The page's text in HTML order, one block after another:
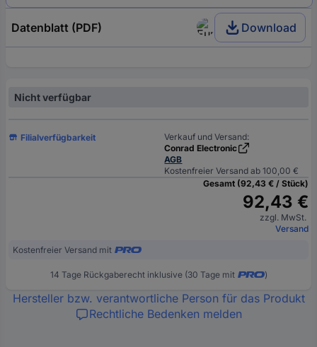
Datenblatt (PDF) Download
Nicht verfügbar
Filialverfügbarkeit
Verkauf und Versand:
Conrad Electronic
AGB
Kostenfreier Versand ab 100,00 €
Gesamt (92,43 € / Stück)
92,43 €
zzgl. MwSt.
Versand
Kostenfreier Versand mit
14 Tage Rückgaberecht inklusive (30 Tage mit )
Hersteller bzw. verantwortliche Person für das Produkt
Rechtliche Bedenken melden